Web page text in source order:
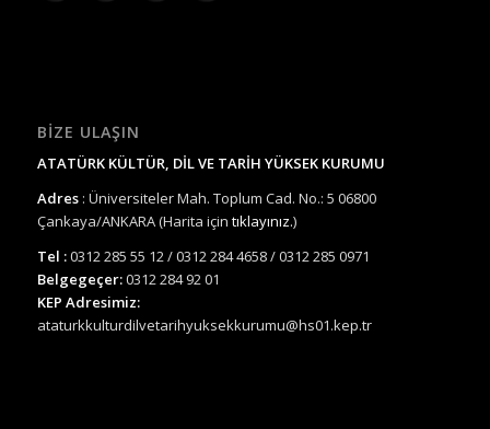
BIZE ULAŞIN
ATATÜRK KÜLTÜR, DİL VE TARİH YÜKSEK KURUMU
Adres : Üniversiteler Mah. Toplum Cad. No.: 5 06800
Çankaya/ANKARA (Harita için tıklayınız.)
Tel :0312 285 55 12 / 0312 284 4658 / 0312 285 0971
Belgegeçer:0312 284 92 01
KEP Adresimiz:
ataturkkulturdilvetarihyuksekkurumu@hs01.kep.tr